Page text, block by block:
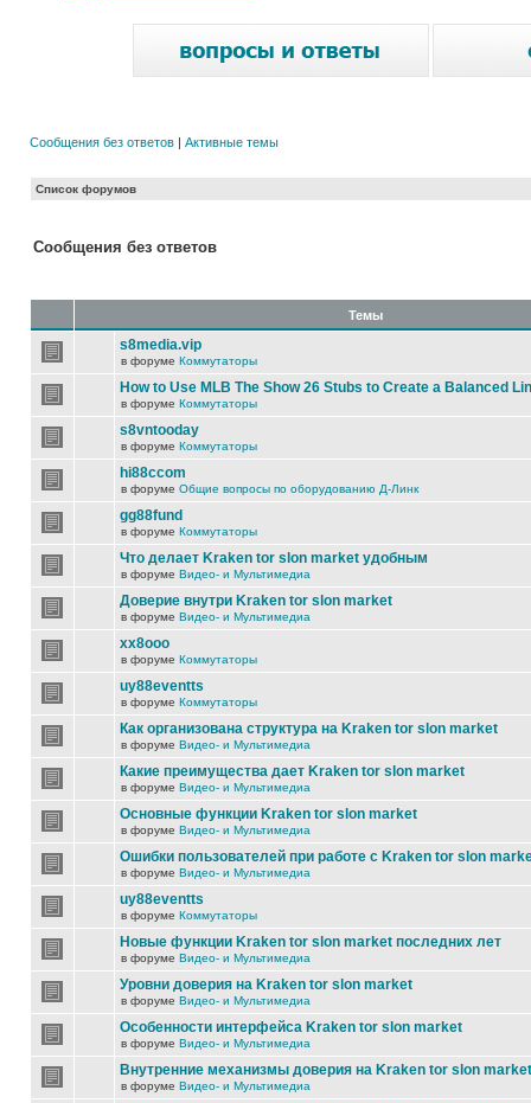
Сообщения без ответов | Активные темы
Список форумов
Сообщения без ответов
Темы
s8media.vip
в форуме Коммутаторы
How to Use MLB The Show 26 Stubs to Create a Balanced
в форуме Коммутаторы
s8vntooday
в форуме Коммутаторы
hi88ccom
в форуме Общие вопросы по оборудованию Д-Линк
gg88fund
в форуме Коммутаторы
Что делает Kraken tor slon market удобным
в форуме Видео- и Мультимедиа
Доверие внутри Kraken tor slon market
в форуме Видео- и Мультимедиа
xx8ooo
в форуме Коммутаторы
uy88eventts
в форуме Коммутаторы
Как организована структура на Kraken tor slon market
в форуме Видео- и Мультимедиа
Какие преимущества дает Kraken tor slon market
в форуме Видео- и Мультимедиа
Основные функции Kraken tor slon market
в форуме Видео- и Мультимедиа
Ошибки пользователей при работе с Kraken tor slon
в форуме Видео- и Мультимедиа
uy88eventts
в форуме Коммутаторы
Новые функции Kraken tor slon market последних лет
в форуме Видео- и Мультимедиа
Уровни доверия на Kraken tor slon market
в форуме Видео- и Мультимедиа
Особенности интерфейса Kraken tor slon market
в форуме Видео- и Мультимедиа
Внутренние механизмы доверия на Kraken tor slon market
в форуме Видео- и Мультимедиа